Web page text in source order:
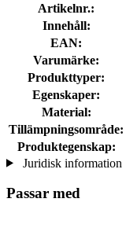
Artikelnr.:
Innehåll:
EAN:
Varumärke:
Produkttyper:
Egenskaper:
Material:
Tillämpningsområde:
Produktegenskap:
Juridisk information
Passar med